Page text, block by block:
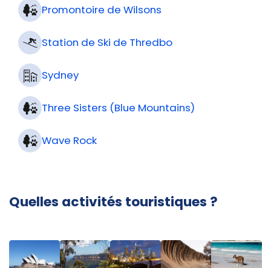
Promontoire de Wilsons
Station de Ski de Thredbo
Sydney
Three Sisters (Blue Mountains)
Wave Rock
Quelles activités touristiques ?